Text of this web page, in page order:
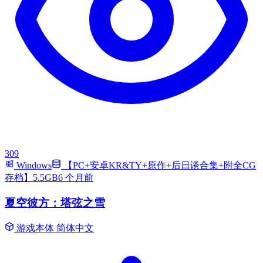
309
Windows
【PC+安卓KR&TY+原作+后日谈合集+附全CG
存档】5.5GB6 个月前
夏空彼方：塔弦之雪
游戏本体 简体中文